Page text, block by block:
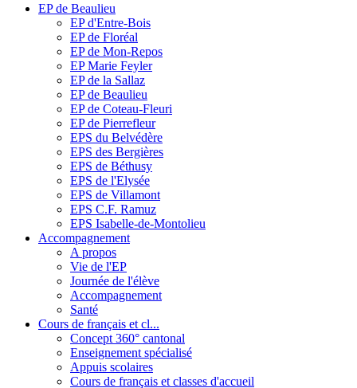
EP de Beaulieu
EP d'Entre-Bois
EP de Floréal
EP de Mon-Repos
EP Marie Feyler
EP de la Sallaz
EP de Beaulieu
EP de Coteau-Fleuri
EP de Pierrefleur
EPS du Belvédère
EPS des Bergières
EPS de Béthusy
EPS de l'Elysée
EPS de Villamont
EPS C.F. Ramuz
EPS Isabelle-de-Montolieu
Accompagnement
A propos
Vie de l'EP
Journée de l'élève
Accompagnement
Santé
Cours de français et cl...
Concept 360° cantonal
Enseignement spécialisé
Appuis scolaires
Cours de français et classes d'accueil